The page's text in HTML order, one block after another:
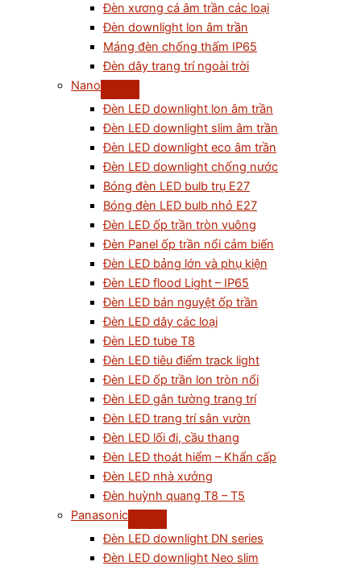
Đèn xương cá âm trần các loại
Đèn downlight lon âm trần
Máng đèn chống thấm IP65
Đèn dây trang trí ngoài trời
Nano
Đèn LED downlight lon âm trần
Đèn LED downlight slim âm trần
Đèn LED downlight eco âm trần
Đèn LED downlight chống nước
Bóng đèn LED bulb trụ E27
Bóng đèn LED bulb nhỏ E27
Đèn LED ốp trần tròn vuông
Đèn Panel ốp trần nổi cảm biến
Đèn LED bảng lớn và phụ kiện
Đèn LED flood Light – IP65
Đèn LED bán nguyệt ốp trần
Đèn LED dây các loại
Đèn LED tube T8
Đèn LED tiêu điểm track light
Đèn LED ốp trần lon tròn nổi
Đèn LED gắn tường trang trí
Đèn LED trang trí sân vườn
Đèn LED lối đi, cầu thang
Đèn LED thoát hiểm – Khẩn cấp
Đèn LED nhà xưởng
Đèn huỳnh quang T8 – T5
Panasonic
Đèn LED downlight DN series
Đèn LED downlight Neo slim